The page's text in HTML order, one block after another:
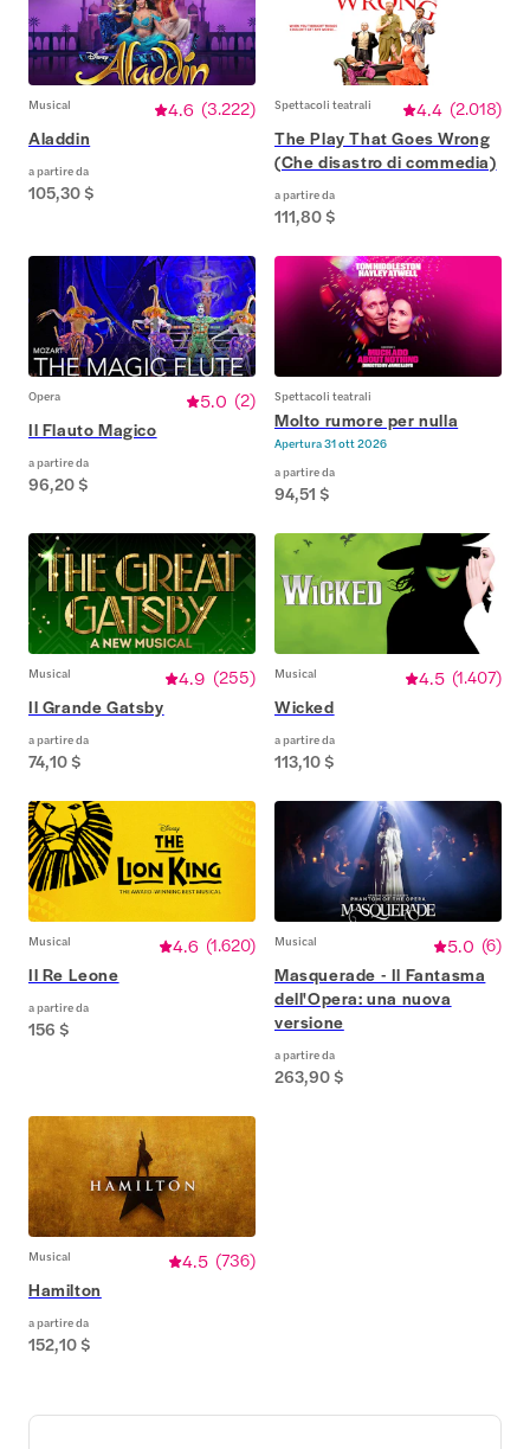
Musical 4.6 (3.222)
Aladdin
a partire da
105,30 $
Spettacoli teatrali 4.4 (2.018)
The Play That Goes Wrong
(Che disastro di commedia)
a partire da
111,80 $
Opera 5.0 (2)
Il Flauto Magico
a partire da
96,20 $
Spettacoli teatrali
Molto rumore per nulla
Apertura31 ott 2026
a partire da
94,51 $
Musical 4.9 (255)
Il Grande Gatsby
a partire da
74,10 $
Musical 4.5 (1.407)
Wicked
a partire da
113,10 $
Musical 4.6 (1.620)
Il Re Leone
a partire da
156 $
Musical 5.0 (6)
Masquerade - Il Fantasma
dell'Opera: una nuova
versione
a partire da
263,90 $
Musical 4.5 (736)
Hamilton
a partire da
152,10 $